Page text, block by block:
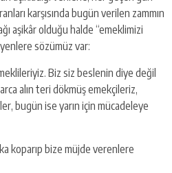
karşısında bugün verilen zammın
aşikâr olduğu halde “emeklimizi
sözümüz var:
Biz siz beslenin diye değil
alın teri dökmüş emekçileriz,
bugün ise yarın için mücadeleye
koparıp bize müjde verenlere